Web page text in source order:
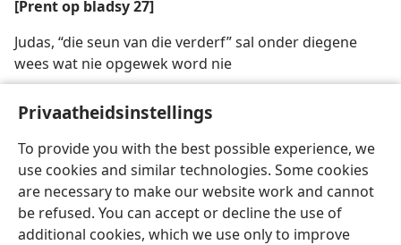
Privaatheidsinstellings
To provide you with the best possible experience, we
use cookies and similar technologies. Some cookies
are necessary to make our website work and cannot
be refused. You can accept or decline the use of
additional cookies, which we use only to improve
[Prent op bladsy 27]
Judas, “die seun van die verderf” sal onder diegene
wees wat nie opgewek word nie